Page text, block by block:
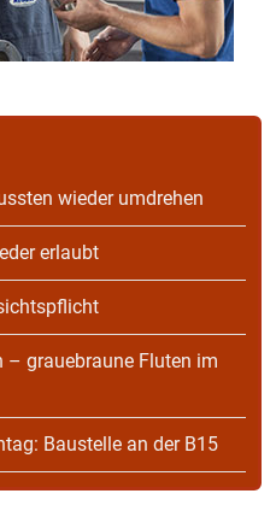
wieder umdrehen
erlaubt
– grauebraune Fluten im
Baustelle an der B15